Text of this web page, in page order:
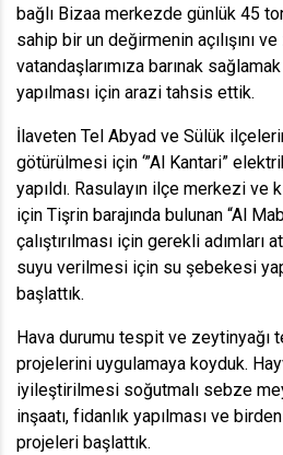
bağlı Bizaa merkezde günlük 45
sahip bir un değirmenin açılışını
vatandaşlarımıza barınak
yapılması için arazi tahsis ettik.
İlaveten Tel Abyad ve Sülük
götürülmesi için ‘”Al Kantari”
yapıldı. Rasulayın ilçe merkezi ve
için Tişrin barajında bulunan “Al
çalıştırılması için gerekli adımları
suyu verilmesi için su şebekesi
başlattık.
Hava durumu tespit ve zeytinyağı
projelerini uygulamaya koyduk.
iyileştirilmesi soğutmalı sebze
inşaatı, fidanlık yapılması ve
projeleri başlattık.